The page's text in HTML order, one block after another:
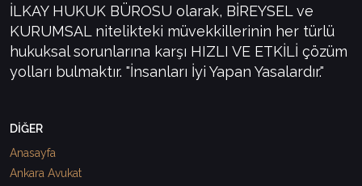
İLKAY HUKUK BÜROSU olarak, BİREYSEL ve
KURUMSAL nitelikteki müvekkillerinin her türlü
hukuksal sorunlarına karşı HIZLI VE ETKİLİ çözüm
yolları bulmaktır. "İnsanları İyi Yapan Yasalardır."
DİĞER
Anasayfa
Ankara Avukat